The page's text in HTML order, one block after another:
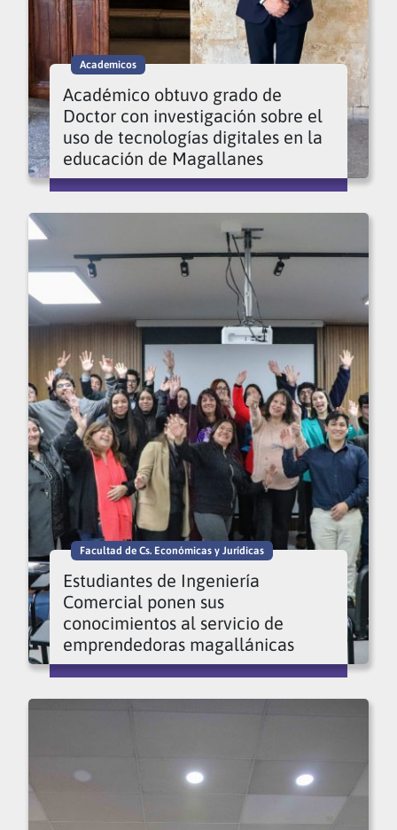
Academicos
Académico obtuvo grado de
Doctor con investigación sobre el
uso de tecnologías digitales en la
educación de Magallanes
Facultad de Cs. Económicas y Jurídicas
Estudiantes de Ingeniería
Comercial ponen sus
conocimientos al servicio de
emprendedoras magallánicas